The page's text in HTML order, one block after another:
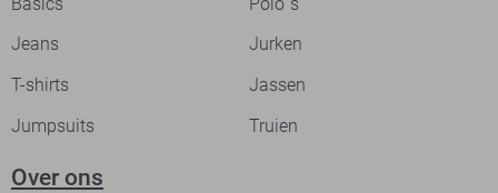
Jeans
Jurken
T-shirts
Jassen
Jumpsuits
Truien
Over ons